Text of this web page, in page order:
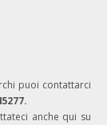
puoi contattarci
anche qui su